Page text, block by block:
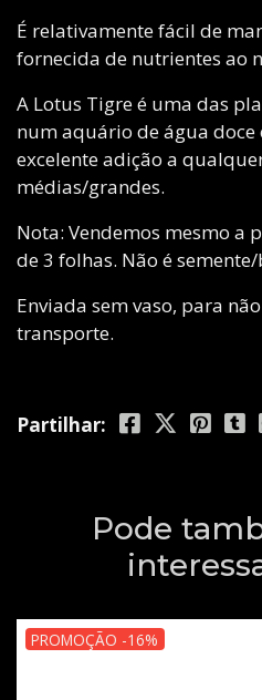
É relativamente fácil de
fornecida de nutrientes ao
A Lotus Tigre é uma das
num aquário de água doce
excelente adição a
médias/grandes.
Nota: Vendemos mesmo a
de 3 folhas. Não é
Enviada sem vaso, para
transporte.
Partilhar:
Pode
PROMOÇÃO -16%